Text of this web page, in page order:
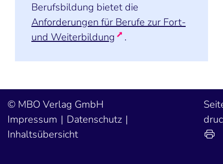
Berufsbildung bietet die
Anforderungen für Berufe zur Fort-
und Weiterbildung
.
MBO Verlag GmbH
Impressum
Datenschutz
Inhaltsübersicht